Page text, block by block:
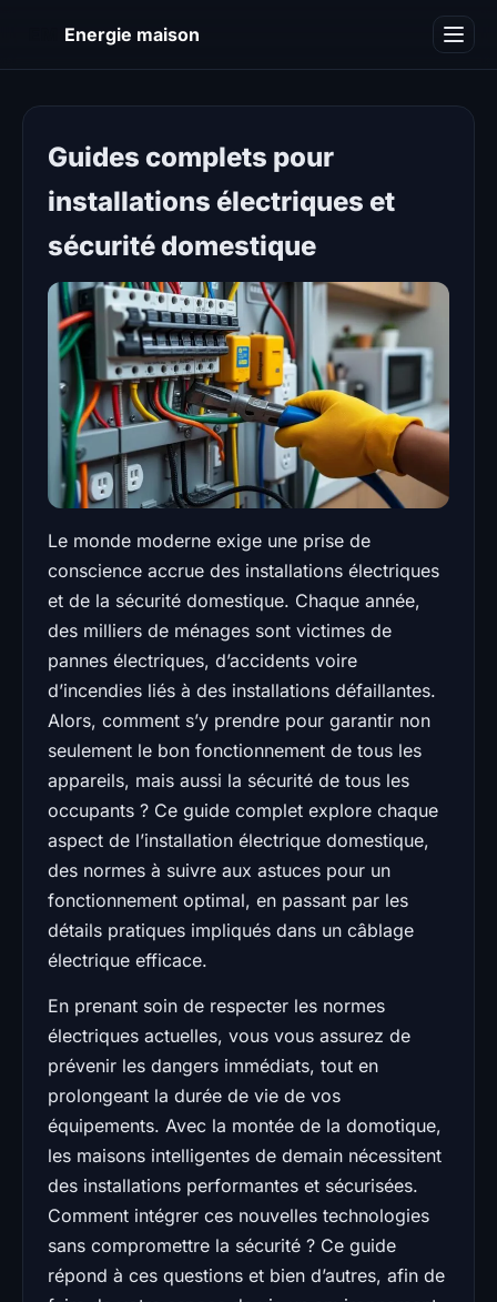
Energie maison
Guides complets pour
installations électriques et
sécurité domestique
Le monde moderne exige une prise de
conscience accrue des installations électriques
et de la sécurité domestique. Chaque année,
des milliers de ménages sont victimes de
pannes électriques, d’accidents voire
d’incendies liés à des installations défaillantes.
Alors, comment s’y prendre pour garantir non
seulement le bon fonctionnement de tous les
appareils, mais aussi la sécurité de tous les
occupants ? Ce guide complet explore chaque
aspect de l’installation électrique domestique,
des normes à suivre aux astuces pour un
fonctionnement optimal, en passant par les
détails pratiques impliqués dans un câblage
électrique efficace.
En prenant soin de respecter les normes
électriques actuelles, vous vous assurez de
prévenir les dangers immédiats, tout en
prolongeant la durée de vie de vos
équipements. Avec la montée de la domotique,
les maisons intelligentes de demain nécessitent
des installations performantes et sécurisées.
Comment intégrer ces nouvelles technologies
sans compromettre la sécurité ? Ce guide
répond à ces questions et bien d’autres, afin de